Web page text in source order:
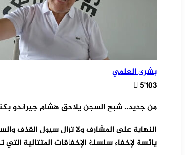
بشرى العلمي
5٬103
من جديد.. شبح السجن يلاحق هشام جيراندو
النهاية على المشارف ولا تزال سيول القذف
يائسة لإخفاء سلسلة الإخفاقات المتتالية التي